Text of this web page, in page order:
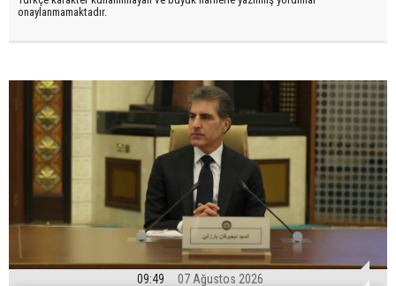
onaylanmamaktadır.
09:49 07 Ağustos 2026